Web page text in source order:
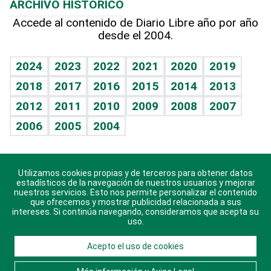
Hablando con el pediatra
Vida y familia
Eñe
Celebrando la vida
Sin complejos
En pocas palabras
Escuchando al corazón
Economía Personal
Línea de hit
TBT Deportivo
Hecho en casa
Guía del dinero
Cumpleaños
Horóscopos
Crucigramas
ARCHIVO HISTÓRICO
Accede al contenido de Diario Libre año por año
desde el 2004.
2024 2023 2022 2021 2020
2019
2018
2017 2016 2015 2014
2013
2012
2011 2010 2009 2008
2007
2006
2005 2004
Descarga nuestras aplicaciones para Android, iOS y
sistema Huawei.
© 2021 Diario Libre, todos los derechos reservados.
Utilizamos cookies propias y de terceros para obtener datos
estadísticos de la navegación de nuestros usuarios y mejorar
nuestros servicios. Esto nos permite personalizar el contenido
que ofrecemos y mostrar publicidad relacionada a sus
intereses. Si continúa navegando, consideramos que acepta su
uso.
Acepto el uso de cookies